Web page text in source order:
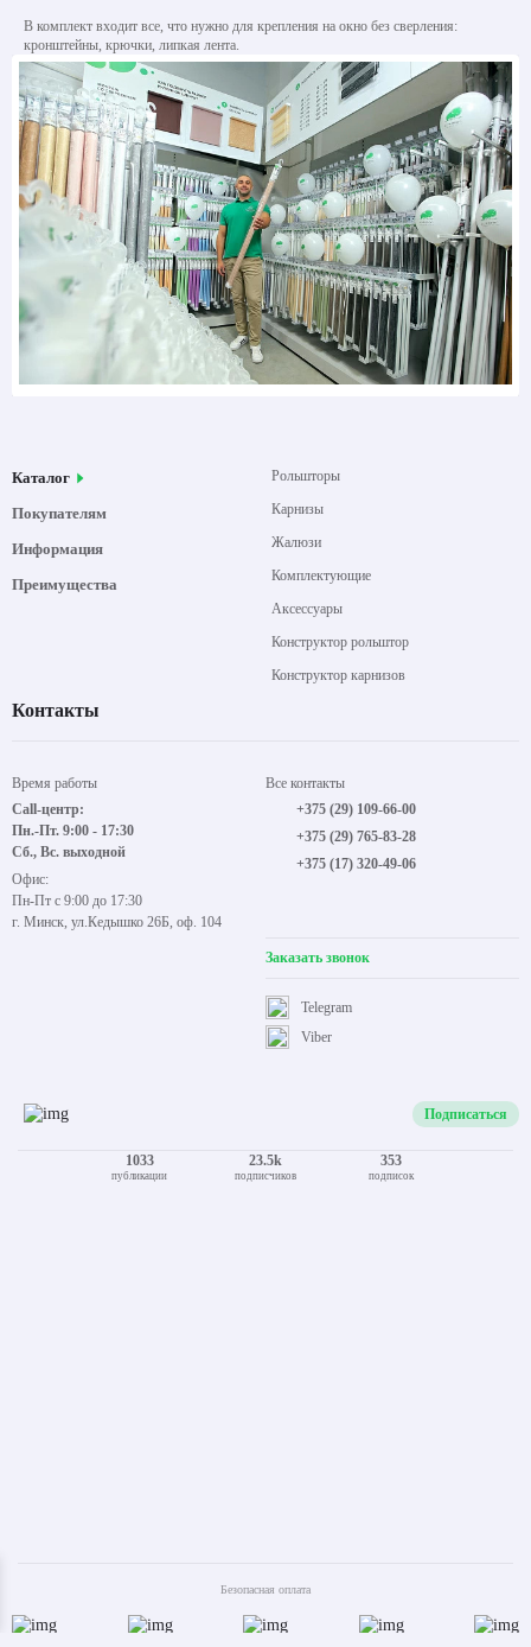
В комплект входит все, что нужно для крепления на окно без сверления:
кронштейны, крючки, липкая лента.
Каталог
Покупателям
Информация
Преимущества
Рольшторы
Карнизы
Жалюзи
Комплектующие
Аксессуары
Конструктор рольштор
Конструктор карнизов
Контакты
Время работы
Call-центр:
Пн.-Пт. 9:00 - 17:30
Сб., Вс. выходной
Офис:
Пн-Пт с 9:00 до 17:30
г. Минск, ул.Кедышко 26Б, оф. 104
Все контакты
+375 (29) 109-66-00
+375 (29) 765-83-28
+375 (17) 320-49-06
Заказать звонок
Viber
Telegram
Подписаться
1033
публикации
23.5k
подписчиков
353
подписок
Безопасная оплата